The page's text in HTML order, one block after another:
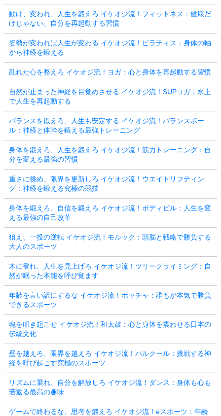
動け、変われ、人生を鍛えろ イケオジ流！フィットネス：健康だ
けじゃない、自分を再起動する習慣
姿勢が変われば人生が変わる イケオジ流！ピラティス：身体の軸
から神経を鍛える
乱れた心を整えろ イケオジ流！ヨガ：心と身体を再起動する習慣
自然が止まった神経を目覚めさせる イケオジ流！SUPヨガ：水上
で人生を再起動する
バランスを鍛えろ、人生も安定する イケオジ流！バランスボー
ル：神経と体幹を鍛える最強トレーニング
身体を鍛えろ、人生を鍛えろ イケオジ流！筋力トレーニング：自
分を変える最強の習慣
重さに挑め、限界を更新しろ イケオジ流！ウエイトリフティン
グ：神経を鍛える究極の競技
身体を鍛えろ、自信を鍛えろ イケオジ流！ボディビル：人生を変
える最強の自己改革
狙え、一投の逆転 イケオジ流！モルック：頭脳と戦略で勝負する
大人のスポーツ
木に登れ、人生を見上げろ イケオジ流！ツリークライミング：自
然が眠った本能を呼び覚ます
年齢を言い訳にするな イケオジ流！ボッチャ：誰もが本気で勝負
できるスポーツ
魂を叩き起こせ イケオジ流！和太鼓：心と身体を震わせる日本の
伝統文化
壁を越えろ、限界を越えろ イケオジ流！パルクール：挑戦する神
経を呼び起こす究極のスポーツ
リズムに乗れ、自分を解放しろ イケオジ流！ダンス：身体も心も
若返る最高の趣味
ゲームで終わるな、思考を鍛えろ イケオジ流！eスポーツ：年齢